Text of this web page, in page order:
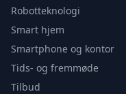
Robotteknologi
Smart hjem
Smartphone og kontor
Tids- og fremmøde
Tilbud